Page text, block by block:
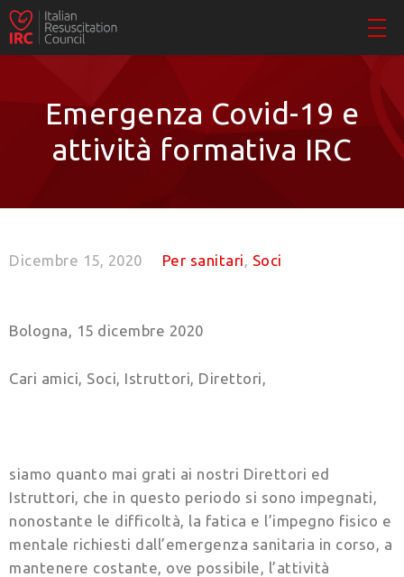
Emergenza Covid-19 e
attività formativa IRC
Dicembre 15, 2020 Per sanitari, Soci
Bologna, 15 dicembre 2020
Cari amici, Soci, Istruttori, Direttori,
siamo quanto mai grati ai nostri Direttori ed
Istruttori, che in questo periodo si sono impegnati,
nonostante le difficoltà, la fatica e l’impegno fisico e
mentale richiesti dall’emergenza sanitaria in corso, a
mantenere costante, ove possibile, l’attività